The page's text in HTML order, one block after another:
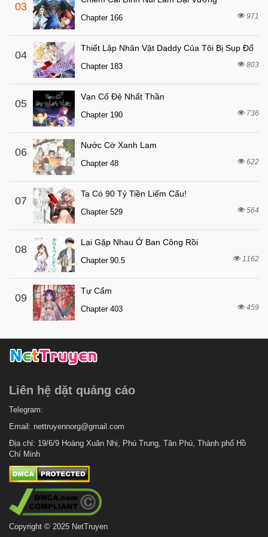
Chapter 2
Chapter 1 7 tháng trước
03
Chapter 166 971
04
Thiết Lập Nhân Vật Daddy Của Tôi Bị Sụp Đổ
Chapter 183 803
05
Vạn Cổ Đệ Nhất Thần
Chapter 190 736
06
Nước Cờ Xanh Lam
Chapter 48 622
07
Ta Có 90 Tỷ Tiền Liếm Cẩu!
Chapter 529 564
08
Lại Gặp Nhau Ở Ban Công Rồi
Chapter 90.5 1162
09
Tự Cẩm
Chapter 403 459
Liên hệ dặt quảng cáo
Telegram:
Email: nettruyennorg@gmail.com
Địa chỉ: 19/6/9 Hoàng Xuân Nhị, Phú Trung, Tân Phú, Thành phố Hồ
Chí Minh
Copyright © 2025 NetTruyen